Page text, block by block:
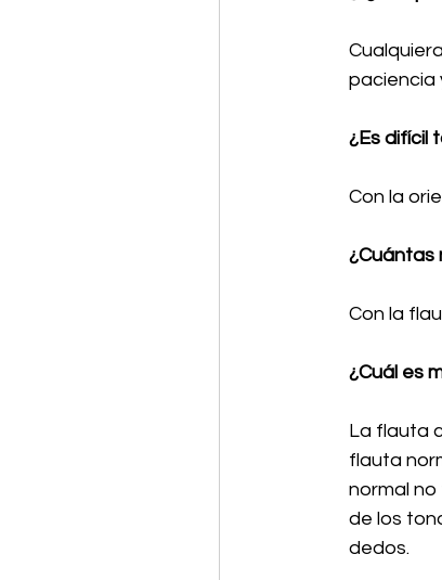
paciencia
¿Es difícil
Con la
Con la
¿Cuál es
La flauta
flauta
normal
de los
dedos.